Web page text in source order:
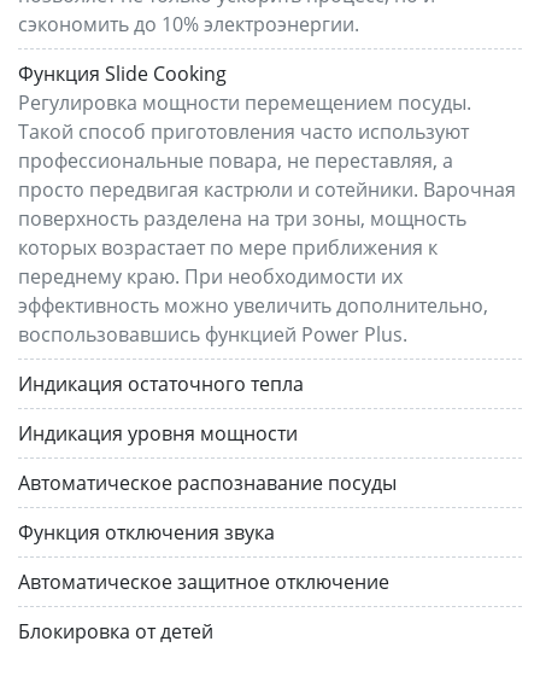
сэкономить до 10% электроэнергии.
Функция Slide Cooking
Регулировка мощности перемещением посуды.
Такой способ приготовления часто используют
профессиональные повара, не переставляя, а
просто передвигая кастрюли и сотейники. Варочная
поверхность разделена на три зоны, мощность
которых возрастает по мере приближения к
переднему краю. При необходимости их
эффективность можно увеличить дополнительно,
воспользовавшись функцией Power Plus.
Индикация остаточного тепла
Индикация уровня мощности
Автоматическое распознавание посуды
Функция отключения звука
Автоматическое защитное отключение
Блокировка от детей